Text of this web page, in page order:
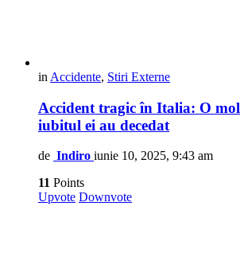
in Accidente, Stiri Externe
Accident tragic în Italia: O
iubitul ei au decedat
de Indiro iunie 10, 2025, 9:43 am
11 Points
Upvote Downvote